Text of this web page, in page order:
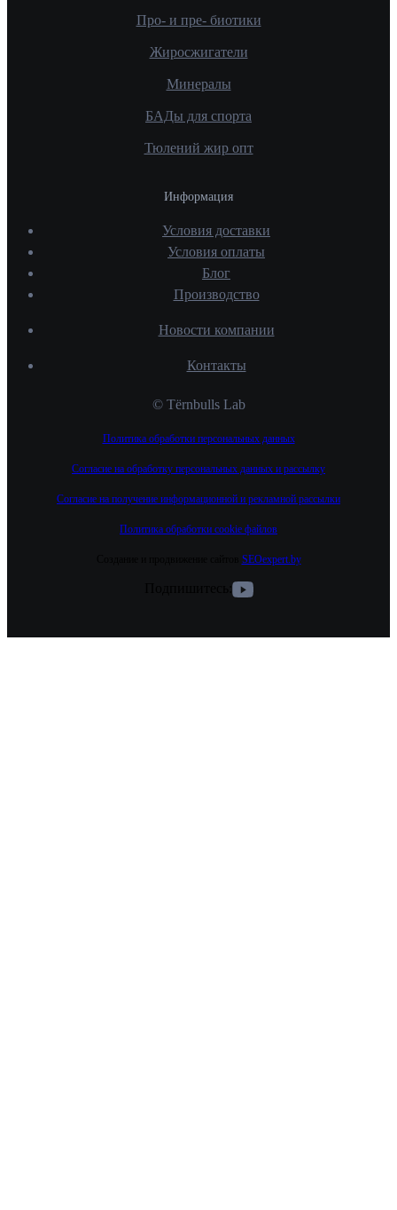
Про- и пре- биотики
Жиросжигатели
Минералы
БАДы для спорта
Тюлений жир опт
Информация
Условия доставки
Условия оплаты
Блог
Производство
Новости компании
Контакты
© Tёrnbulls Lab
Политика обработки персональных данных
Согласие на обработку персональных данных и рассылку
Согласие на получение информационной и рекламной рассылки
Политика обработки cookie файлов
SEOexpert.by